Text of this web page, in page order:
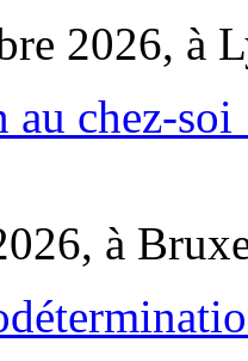
2026, à
chez-
à